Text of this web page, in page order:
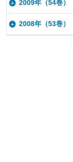
2009年（54巻）
2008年（53巻）